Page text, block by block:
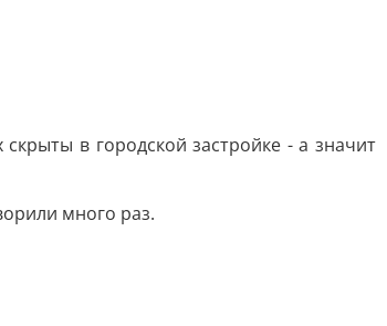
в городской застройке - а значит
много раз.